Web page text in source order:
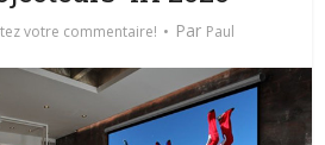
votre commentaire! Par Paul